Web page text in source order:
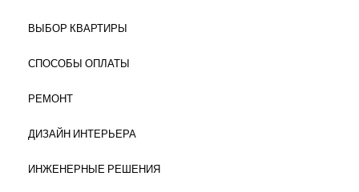
ВЫБОР КВАРТИРЫ
СПОСОБЫ ОПЛАТЫ
РЕМОНТ
ДИЗАЙН ИНТЕРЬЕРА
ИНЖЕНЕРНЫЕ РЕШЕНИЯ